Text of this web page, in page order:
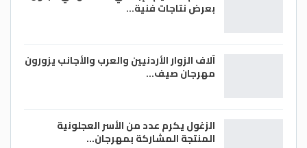
بعرض نتاجات فنية…
آلاف الزوار الأردنيين والعرب والأجانب يزورون
مهرجان صيف…
الزغول يكرم عدد من الأسر العجلونية
المنتجة المشاركة بمهرجان…